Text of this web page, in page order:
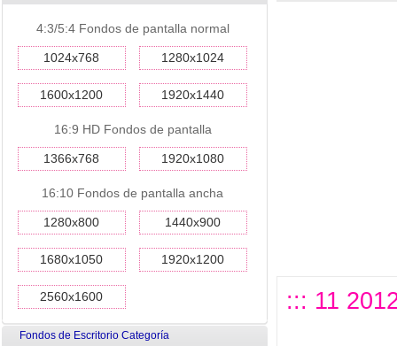
4:3/5:4 Fondos de pantalla normal
1024x768 1280x1024
1600x1200 1920x1440
16:9 HD Fondos de pantalla
1366x768 1920x1080
16:10 Fondos de pantalla ancha
1280x800 1440x900
1680x1050 1920x1200
2560x1600
Fondos de Escritorio Categoría
::: 11